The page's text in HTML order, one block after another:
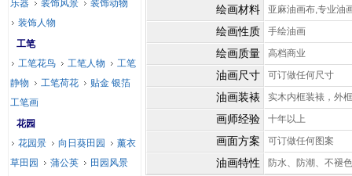
绘画材料 亚麻油画布,专业油
绘画性质 手绘油画
绘画质量 高档商业
油画尺寸 可订做任何尺寸
油画装裱 实木内框装裱，外
画师经验 十年以上
画面方案 可订做任何图案
油画特性 防水、防潮、不褪色
乐器 装饰风景
装饰动物
装饰人物
工笔
工笔花鸟
工笔人物
工笔
静物
工笔荷花
贴金 银箔
工笔画
花园
花园景
向日葵田园
薰衣
草田园
蒲公英
田园风景